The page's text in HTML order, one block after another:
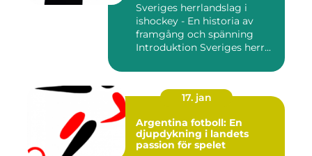
Sveriges herrlandslag i
ishockey - En historia av
framgång och spänning
Introduktion Sveriges herr...
17. jan
Argentina fotboll: En
djupdykning i landets
passion för spelet